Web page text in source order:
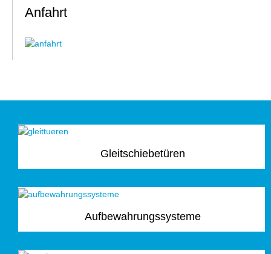
Anfahrt
Gleitschiebetüren
Aufbewahrungssysteme